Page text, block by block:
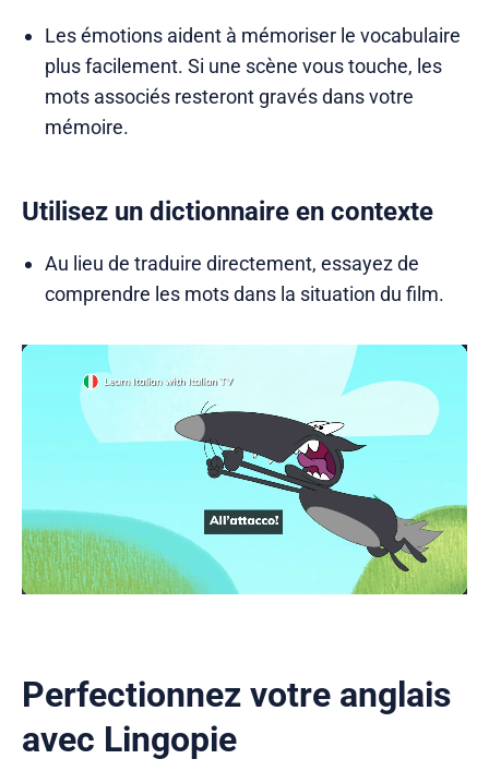
Les émotions aident à mémoriser le vocabulaire
plus facilement. Si une scène vous touche, les
mots associés resteront gravés dans votre
mémoire.
Utilisez un dictionnaire en contexte
Au lieu de traduire directement, essayez de
comprendre les mots dans la situation du film.
Perfectionnez votre anglais
avec Lingopie